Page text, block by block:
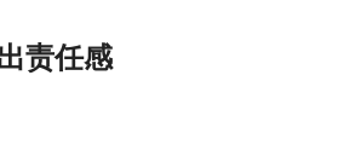
责任感